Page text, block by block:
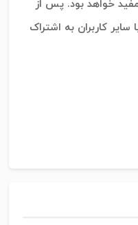
خواهد بود. پس از
کاربران به اشتراک